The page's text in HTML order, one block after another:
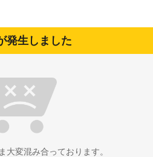
発生しました
大変混み合っております。